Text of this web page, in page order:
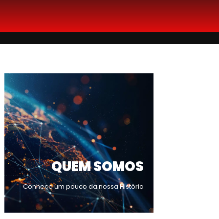
QUEM SOMOS
Conheçe um pouco da nossa História